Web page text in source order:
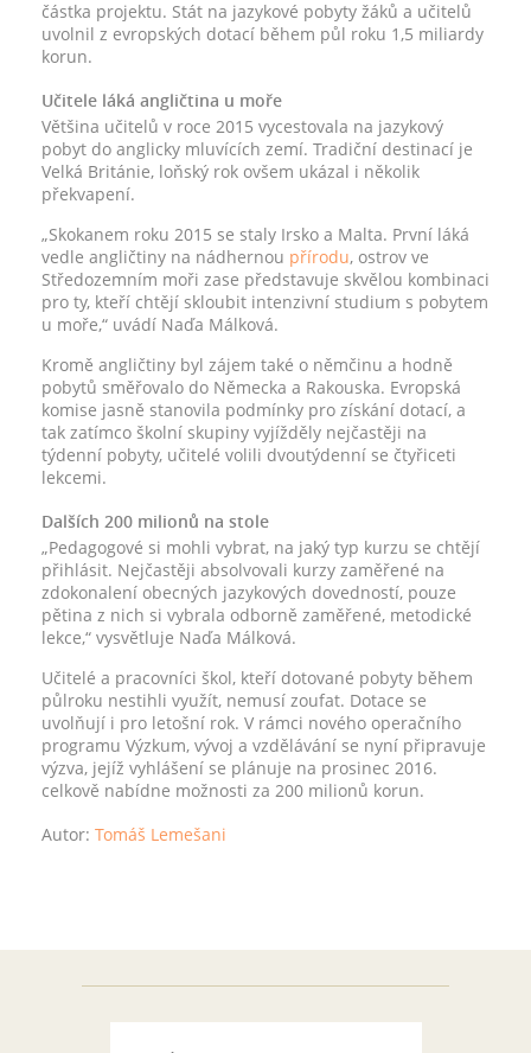
částka projektu. Stát na jazykové pobyty žáků a učitelů
uvolnil z evropských dotací během půl roku 1,5 miliardy
korun.
Učitele láká angličtina u moře
Většina učitelů v roce 2015 vycestovala na jazykový
pobyt do anglicky mluvících zemí. Tradiční destinací je
Velká Británie, loňský rok ovšem ukázal i několik
překvapení.
„Skokanem roku 2015 se staly Irsko a Malta. První láká
vedle angličtiny na nádhernou přírodu, ostrov ve
Středozemním moři zase představuje skvělou kombinaci
pro ty, kteří chtějí skloubit intenzivní studium s pobytem
u moře,“ uvádí Naďa Málková.
Kromě angličtiny byl zájem také o němčinu a hodně
pobytů směřovalo do Německa a Rakouska. Evropská
komise jasně stanovila podmínky pro získání dotací, a
tak zatímco školní skupiny vyjížděly nejčastěji na
týdenní pobyty, učitelé volili dvoutýdenní se čtyřiceti
lekcemi.
Dalších 200 milionů na stole
„Pedagogové si mohli vybrat, na jaký typ kurzu se chtějí
přihlásit. Nejčastěji absolvovali kurzy zaměřené na
zdokonalení obecných jazykových dovedností, pouze
pětina z nich si vybrala odborně zaměřené, metodické
lekce,“ vysvětluje Naďa Málková.
Učitelé a pracovníci škol, kteří dotované pobyty během
půlroku nestihli využít, nemusí zoufat. Dotace se
uvolňují i pro letošní rok. V rámci nového operačního
programu Výzkum, vývoj a vzdělávání se nyní připravuje
výzva, jejíž vyhlášení se plánuje na prosinec 2016.
celkově nabídne možnosti za 200 milionů korun.
Autor: Tomáš Lemešani